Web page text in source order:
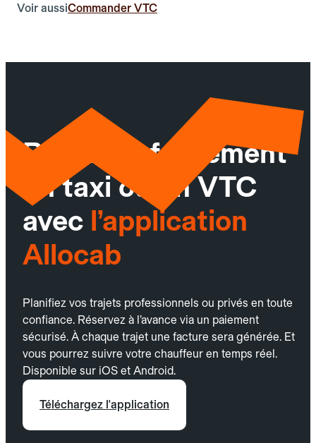
Voir aussiCommander VTC
Réservez facilement
un taxi ou un VTC
avec l’application
Allocab
Planifiez vos trajets professionnels ou privés en toute
confiance. Réservez à l’avance via un paiement
sécurisé. À chaque trajet une facture sera générée. Et
vous pourrez suivre votre chauffeur en temps réel.
Disponible sur iOS et Android.
Téléchargez l'application